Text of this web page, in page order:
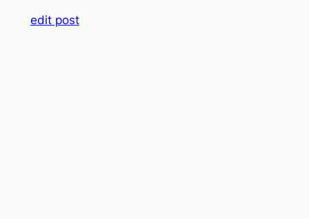
edit post